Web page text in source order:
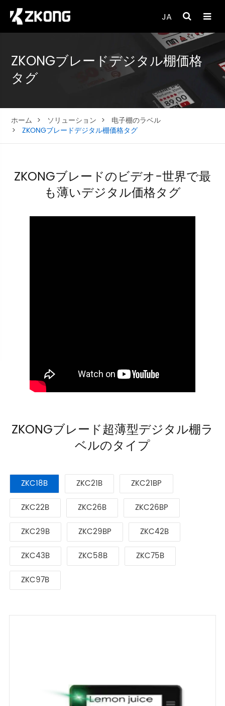
JA
ZKONGブレードデジタル棚価格
タグ
ホーム ソリューション
电子棚のラベル
ZKONGブレードデジタル棚価格タグ
ZKONGブレードのビデオ-世界で最
も薄いデジタル価格タグ
ZKONGブレード超薄型デジタル棚ラ
ベルのタイプ
ZKC18B ZKC21B
ZKC21BP
ZKC22B
ZKC26B
ZKC26BP
ZKC29B
ZKC29BP
ZKC42B
ZKC43B
ZKC58B
ZKC75B
ZKC97B